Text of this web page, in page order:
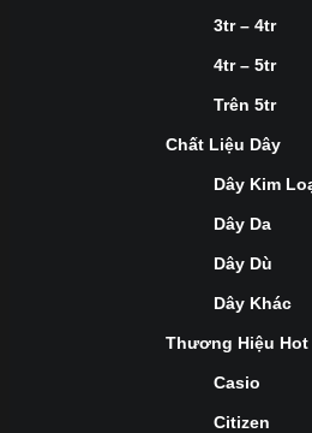
3tr – 4tr
4tr – 5tr
Trên 5tr
Chất Liệu Dây
Dây Kim
Dây Da
Dây Dù
Dây Khác
Thương Hiệu Hot
Casio
Citizen